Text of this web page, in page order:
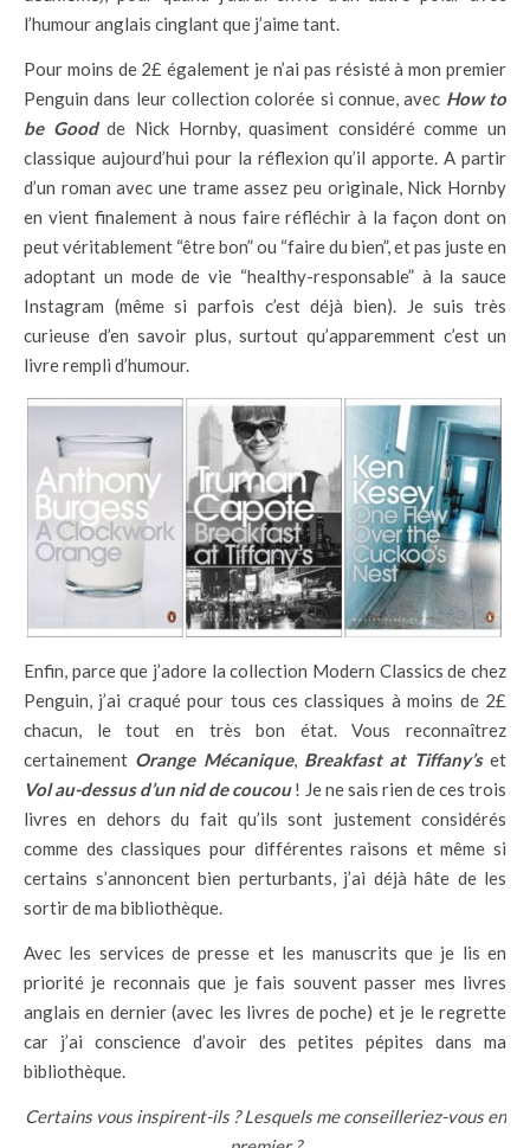
l’humour anglais cinglant que j’aime tant.
Pour moins de 2£ également je n’ai pas résisté à mon premier
Penguin dans leur collection colorée si connue, avec How to
be Goodde Nick Hornby, quasiment considéré comme un
classique aujourd’hui pour la réflexion qu’il apporte. A partir
d’un roman avec une trame assez peu originale, Nick Hornby
en vient finalement à nous faire réfléchir à la façon dont on
peut véritablement “être bon” ou “faire du bien”, et pas juste en
adoptant un mode de vie “healthy-responsable” à la sauce
Instagram (même si parfois c’est déjà bien). Je suis très
curieuse d’en savoir plus, surtout qu’apparemment c’est un
livre rempli d’humour.
Enfin, parce que j’adore la collection Modern Classics de chez
Penguin, j’ai craqué pour tous ces classiques à moins de 2£
chacun, le tout en très bon état. Vous reconnaîtrez
certainement Orange Mécanique, Breakfast at Tiffany’set
Vol au-dessus d’un nid de coucou! Je ne sais rien de ces trois
livres en dehors du fait qu’ils sont justement considérés
comme des classiques pour différentes raisons et même si
certains s’annoncent bien perturbants, j’ai déjà hâte de les
sortir de ma bibliothèque.
Avec les services de presse et les manuscrits que je lis en
priorité je reconnais que je fais souvent passer mes livres
anglais en dernier (avec les livres de poche) et je le regrette
car j’ai conscience d’avoir des petites pépites dans ma
bibliothèque.
Certains vous inspirent-ils ? Lesquels me conseilleriez-vous en